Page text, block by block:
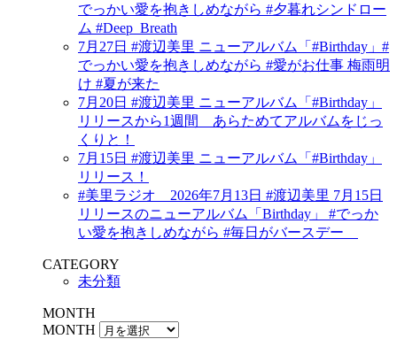
でっかい愛を抱きしめながら #夕暮れシンドロー
ム #Deep_Breath
7月27日 #渡辺美里 ニューアルバム「#Birthday」#
でっかい愛を抱きしめながら #愛がお仕事 梅雨明
け #夏が来た
7月20日 #渡辺美里 ニューアルバム「#Birthday」
リリースから1週間 あらためてアルバムをじっ
くりと！
7月15日 #渡辺美里 ニューアルバム「#Birthday」
リリース！
#美里ラジオ 2026年7月13日 #渡辺美里 7月15日
リリースのニューアルバム「Birthday」 #でっか
い愛を抱きしめながら #毎日がバースデー
CATEGORY
未分類
MONTH
MONTH